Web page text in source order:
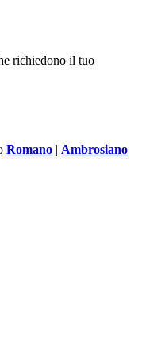
richiedono il tuo
Romano | Ambrosiano